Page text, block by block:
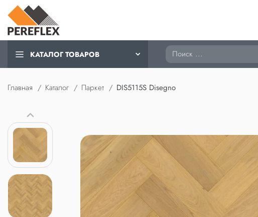
КАТАЛОГ ТОВАРОВ Поиск
Главная Каталог Паркет DIS5115S Disegno